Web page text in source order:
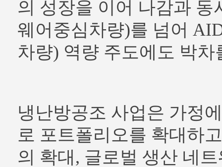
의 성장을 이어 나감과 동
웨어중심차량)를 넘어
차량) 역량 주도에도 박차
냉난방공조 사업은 가정
로 포트폴리오를 확대하
의 확대, 글로벌 생산 네